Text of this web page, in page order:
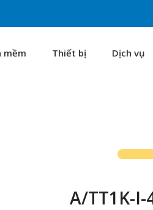
mềm Thiết bị Dịch vụ
A/TT1K-I-